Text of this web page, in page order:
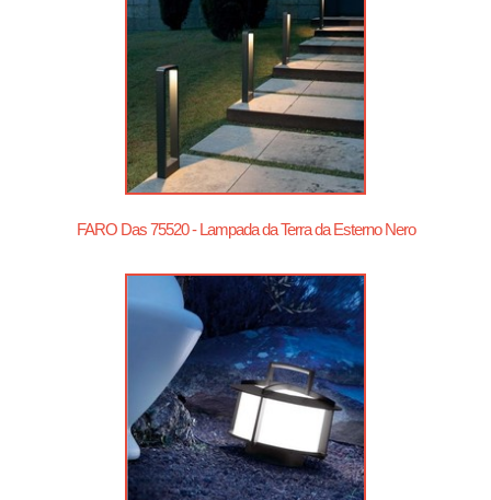
FARO Das 75520 - Lampada da Terra da Esterno Nero